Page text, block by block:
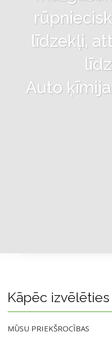
līdzekļi,
Auto
Kāpēc
MŪSU PRIEKŠROCĪBAS